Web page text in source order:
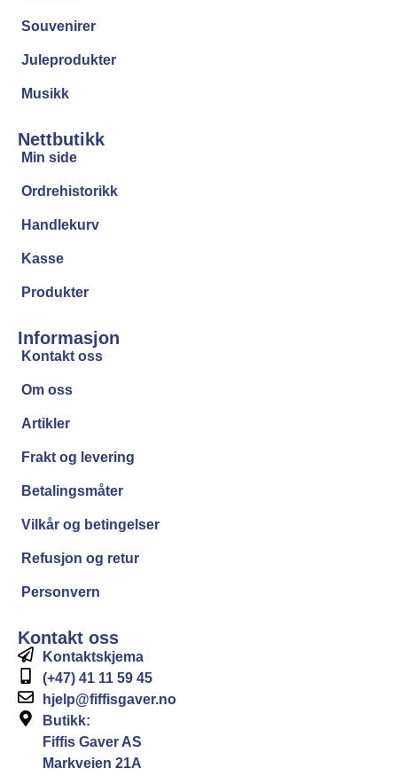
Souvenirer
Juleprodukter
Musikk
Nettbutikk
Min side
Ordrehistorikk
Handlekurv
Kasse
Produkter
Informasjon
Kontakt oss
Om oss
Artikler
Frakt og levering
Betalingsmåter
Vilkår og betingelser
Refusjon og retur
Personvern
Kontakt oss
Kontaktskjema
(+47) 41 11 59 45
hjelp@fiffisgaver.no
Butikk:
Fiffis Gaver AS
Markveien 21A